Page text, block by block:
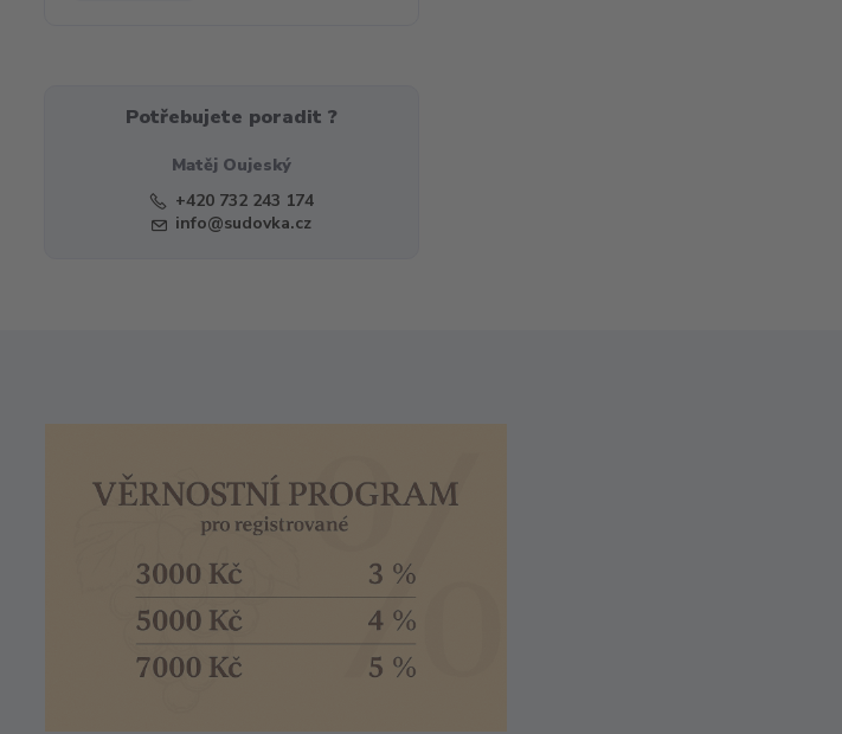
Potřebujete poradit ?
Matěj Oujeský
+420 732 243 174
info@sudovka.cz